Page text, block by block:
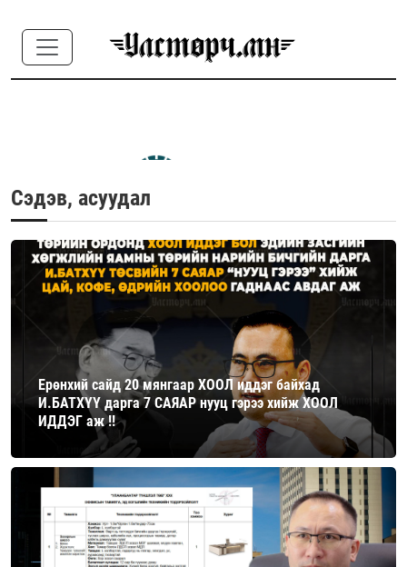
Сэдэв, асуудал
Ерөнхий сайд 20 мянгаар ХООЛ иддэг байхад
И.БАТХҮҮ дарга 7 САЯАР нууц гэрээ хийж ХООЛ
ИДДЭГ аж !!